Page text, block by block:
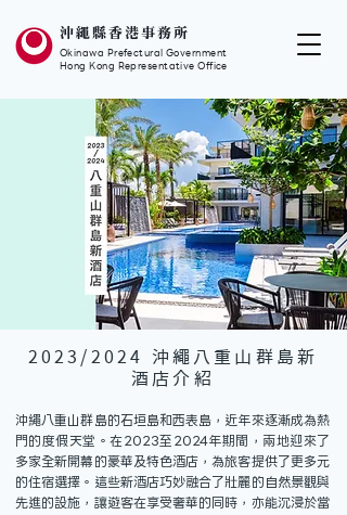
沖繩縣香港事務所
Okinawa Prefectural Government
Hong Kong Representative Office
2023/2024 沖繩八重山群島新
酒店介紹
沖繩八重山群島的石垣島和西表島，近年來逐漸成為熱
門的度假天堂。在2023至2024年期間，兩地迎來了
多家全新開幕的豪華及特色酒店，為旅客提供了更多元
的住宿選擇。這些新酒店巧妙融合了壯麗的自然景觀與
先進的設施，讓遊客在享受奢華的同時，亦能沉浸於當